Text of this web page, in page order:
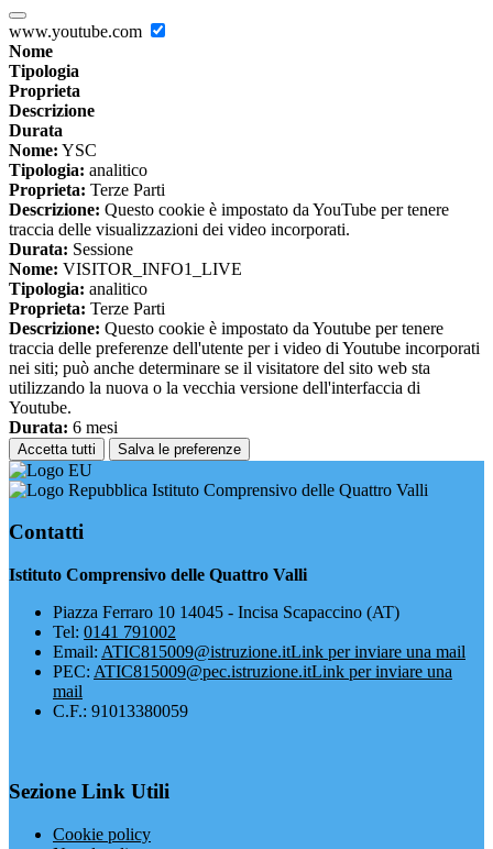
www.youtube.com
Nome
Tipologia
Proprieta
Descrizione
Durata
Nome: YSC
Tipologia: analitico
Proprieta: Terze Parti
Descrizione: Questo cookie è impostato da YouTube per tenere
traccia delle visualizzazioni dei video incorporati.
Durata: Sessione
Nome: VISITOR_INFO1_LIVE
Tipologia: analitico
Proprieta: Terze Parti
Descrizione: Questo cookie è impostato da Youtube per tenere
traccia delle preferenze dell'utente per i video di Youtube incorporati
nei siti; può anche determinare se il visitatore del sito web sta
utilizzando la nuova o la vecchia versione dell'interfaccia di
Youtube.
Durata: 6 mesi
Accetta tutti Salva le preferenze
Istituto Comprensivo delle Quattro Valli
Contatti
Istituto Comprensivo delle Quattro Valli
Piazza Ferraro 10 14045 - Incisa Scapaccino (AT)
Tel: 0141 791002
Email: ATIC815009@istruzione.itLink per inviare una mail
PEC: ATIC815009@pec.istruzione.itLink per inviare una
mail
C.F.: 91013380059
Sezione Link Utili
Cookie policy